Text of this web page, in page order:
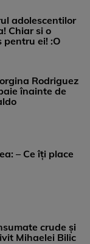
adolescentilor
Chiar si o
pentru ei! :O
Rodriguez
înainte de
– Ce îți place
crude și
Mihaelei Bilic